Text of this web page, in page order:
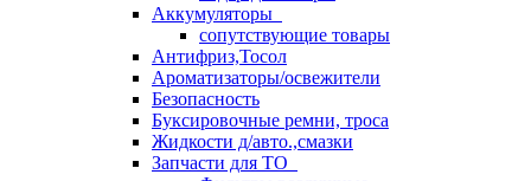
Аккумуляторы
сопутствующие товары
Антифриз,Тосол
Ароматизаторы/освежители
Безопасность
Буксировочные ремни, троса
Жидкости д/авто.,смазки
Запчасти для ТО